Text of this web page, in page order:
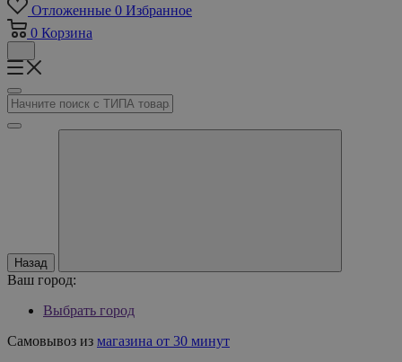
Отложенные 0 Избранное
0 Корзина
Назад
Ваш город:
Выбрать город
Самовывоз из магазина от 30 минут